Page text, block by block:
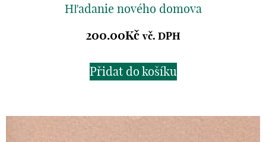
Hľadanie nového domova
200.00Kč vč. DPH
Přidat do košíku